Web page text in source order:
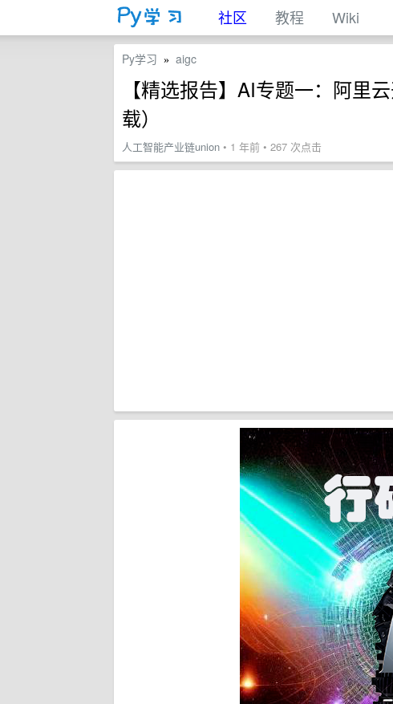
社区 教程 Wiki
Py学习 » aigc
【精选报告】AI专题一：阿里
载）
人工智能产业链union • 1 年前 • 267 次点击